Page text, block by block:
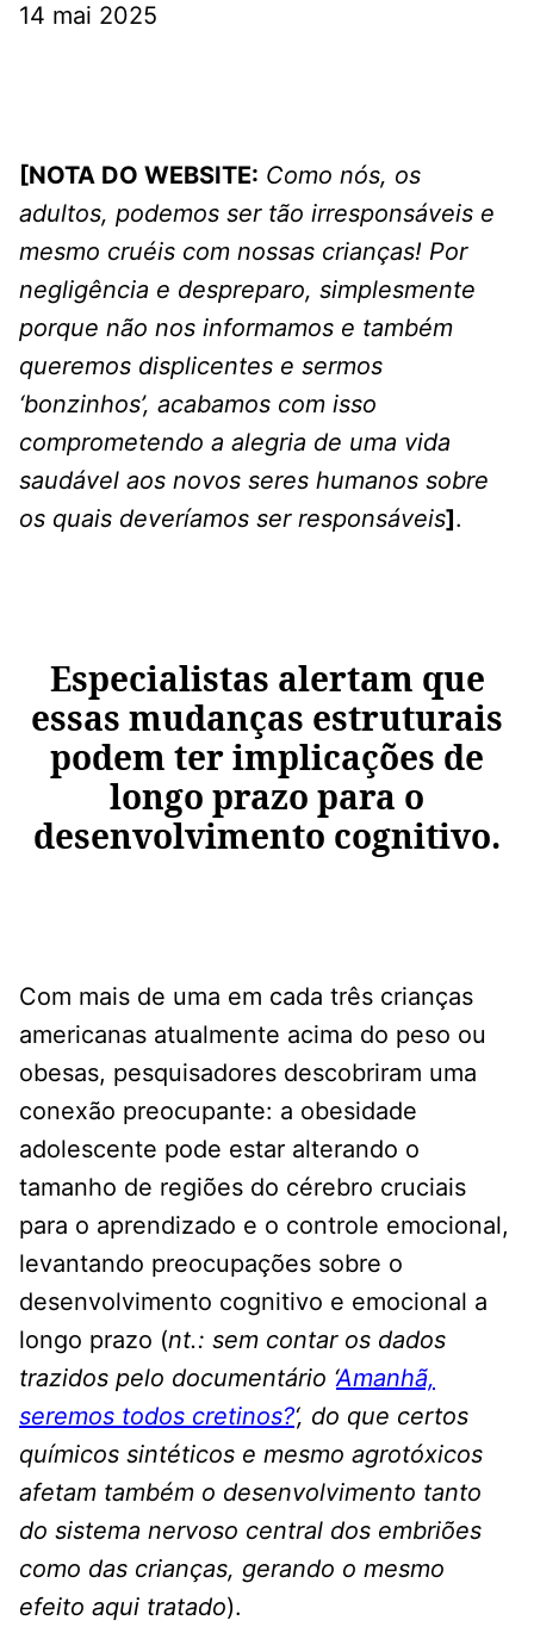
14 mai 2025
[NOTA DO WEBSITE: Como nós, os
adultos, podemos ser tão irresponsáveis e
mesmo cruéis com nossas crianças! Por
negligência e despreparo, simplesmente
porque não nos informamos e também
queremos displicentes e sermos
‘bonzinhos’, acabamos com isso
comprometendo a alegria de uma vida
saudável aos novos seres humanos sobre
os quais deveríamos ser responsáveis].
Especialistas alertam que
essas mudanças estruturais
podem ter implicações de
longo prazo para o
desenvolvimento cognitivo.
Com mais de uma em cada três crianças
americanas atualmente acima do peso ou
obesas, pesquisadores descobriram uma
conexão preocupante: a obesidade
adolescente pode estar alterando o
tamanho de regiões do cérebro cruciais
para o aprendizado e o controle emocional,
levantando preocupações sobre o
desenvolvimento cognitivo e emocional a
longo prazo (nt.: sem contar os dados
trazidos pelo documentário ‘Amanhã,
seremos todos cretinos?‘, do que certos
químicos sintéticos e mesmo agrotóxicos
afetam também o desenvolvimento tanto
do sistema nervoso central dos embriões
como das crianças, gerando o mesmo
efeito aqui tratado).